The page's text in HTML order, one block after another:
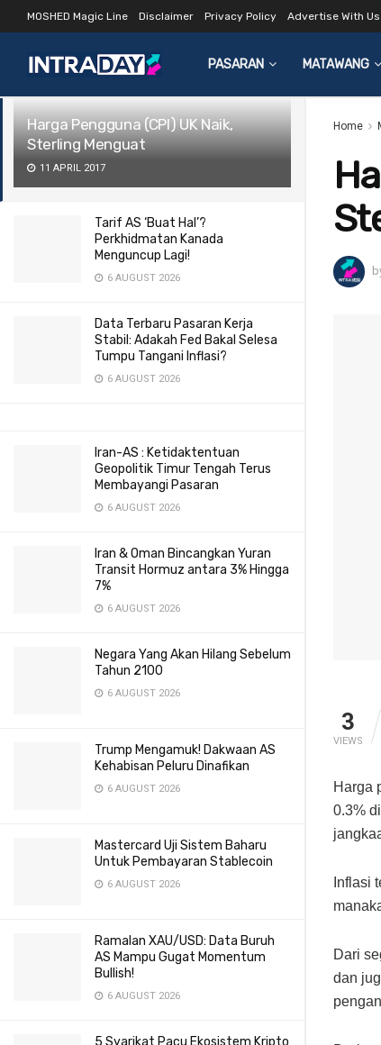
LATEST TRENDING Filter
Harga Pengguna (CPI) UK Naik,
Sterling Menguat
11 APRIL 2017
Tarif AS ‘Buat Hal’?
Perkhidmatan Kanada
Menguncup Lagi!
6 AUGUST 2026
Data Terbaru Pasaran Kerja
Stabil: Adakah Fed Bakal Selesa
Tumpu Tangani Inflasi?
6 AUGUST 2026
Iran-AS : Ketidaktentuan
Geopolitik Timur Tengah Terus
Membayangi Pasaran
6 AUGUST 2026
Iran & Oman Bincangkan Yuran
Transit Hormuz antara 3% Hingga
7%
6 AUGUST 2026
Negara Yang Akan Hilang Sebelum
Tahun 2100
6 AUGUST 2026
Trump Mengamuk! Dakwaan AS
Kehabisan Peluru Dinafikan
6 AUGUST 2026
Mastercard Uji Sistem Baharu
Untuk Pembayaran Stablecoin
6 AUGUST 2026
Ramalan XAU/USD: Data Buruh
AS Mampu Gugat Momentum
Bullish!
6 AUGUST 2026
5 Syarikat Pacu Ekosistem Kripto
MOSHED Magic Line Disclaimer Privacy Policy Advertise With Us
PASARAN MATAWANG
Home
3
VIEWS
Harga
0.3%
Inflasi
Dari
dan